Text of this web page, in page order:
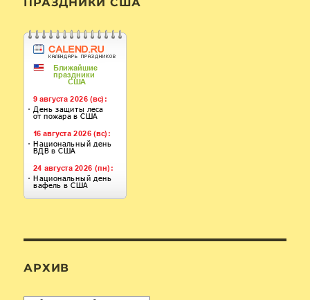
АРХИВ